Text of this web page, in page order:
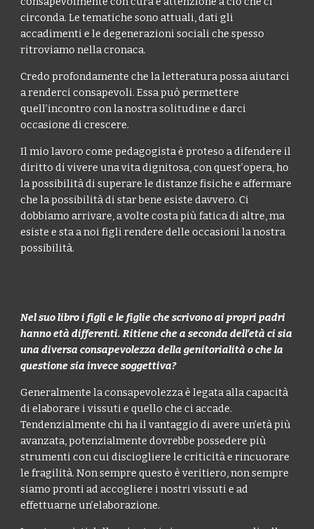
circonda. Le tematiche sono attuali, dati gli
accadimenti e le degenerazioni sociali che spesso
ritroviamo nella cronaca.
Credo profondamente che la letteratura possa aiutarci
a renderci consapevoli. Essa può permettere
quell’incontro con la nostra solitudine e darci
occasione di crescere.
Il mio lavoro come pedagogista è proteso a difendere il
diritto di vivere una vita dignitosa, con quest’opera, ho
la possibilità di superare le distanze fisiche e affermare
che la possibilità di star bene esiste davvero. Ci
dobbiamo arrivare, a volte costa più fatica di altre, ma
esiste e sta a noi figli rendere delle occasioni la nostra
possibilità.
Nel suo libro i figli e le figlie che scrivono ai propri padri
hanno età differenti. Ritiene che a seconda dell'età ci sia
una diversa consapevolezza della genitorialità o che la
questione sia invece soggettiva?
Generalmente la consapevolezza è legata alla capacità
di elaborare i vissuti e quello che ci accade.
Tendenzialmente chi ha il vantaggio di avere un’età più
avanzata, potenzialmente dovrebbe possedere più
strumenti con cui disciogliere le criticità e rincuorare
le fragilità. Non sempre questo è veritiero, non sempre
siamo pronti ad accogliere i nostri vissuti e ad
effettuarne un’elaborazione.